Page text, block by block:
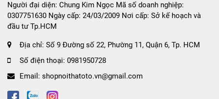
- Chất liệu: Simili ruột trắng
Người đại diện: Chung Kim Ngọc Mã số doanh nghiệp:
0307751630 Ngày cấp: 24/03/2009 Nơi cấp: Sở kế hoạch và
đầu tư Tp.HCM
Địa chỉ: Số 9 Đường số 22, Phường 11, Quận 6, Tp. HCM
Số điện thoại: 0981950728
Email: shopnoithatoto.vn@gmail.com